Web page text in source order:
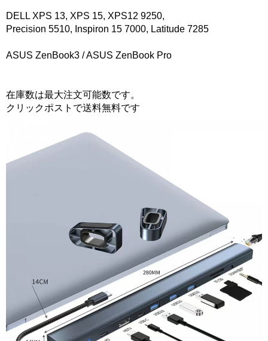
DELL XPS 13, XPS 15, XPS12 9250,
Precision 5510, Inspiron 15 7000, Latitude 7285
ASUS ZenBook3 / ASUS ZenBook Pro
在庫数は最大注文可能数です。
クリックポストで送料無料です